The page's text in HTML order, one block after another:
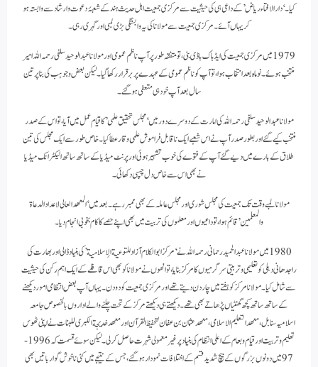
کیا۔ ‘دار الافتاء ریاض’ کے داعی ہی کی حیثیت سے مرکزی جمعیت اہل حدیث ہند کے شعبۂ دعوت و ارشاد سے وابستہ ہو
کر یہاں آئے۔ مرکزی جمعیت سے مولانا کی یہ وابستگی بڑی لمبی اور گہری رہی۔
1979 میں مرکزی جمعیت کی ایڈہاک باڈی بنی، تو متفقہ طور پر آپ ناظم عمومی اور مولانا عبد الوحید سلفی رحمہ اللہ امیر
منتخب ہوئے۔ نو ماہ بعد انتخاب ہوا، تو آپ کو ناظم عمومی کے عہدے پر برقرار رکھا گیا۔ لیکن بعض وجوہب کی بنا پر تین
سال بعد آپ خود ہی متعفی ہو گئے۔
مولانا عبد الوحید سلفی رحمہ اللہ کی امارت کے دوسرے دور میں ‘مجلس تحقیق علمی’ کا قیام عمل میں آیا، تو اس کے صدر
منتخب کیے گئے اور بطور صدر آپ نے اس شعبے ایک ناقابل فراموش علمی وقار عطا کیا۔ خاص طور سے ایک مجلس کی تین
طلاق کے بارے میں دیے گئے آپ کے فتوے کی خوب تشہیر ہوئی اور پرنٹ میڈیا کے ساتھ ساتھ الیکٹرانک میڈیا
نے بھی اس سے خاص دل چسپی دکھائی۔
مولانا لمبے وقت تک جمعیت کی مجلس شوری اور مجلس عاملہ کے بھی ممبر رہے۔ بعد میں ‘المعھد العالی لاعداد الدعاة
والمعلمين’ قائم ہوا، تو داعیوں اور معلموں کی تربیت میں بھی اپنے حصے کا کام بخوبی انجام دیا۔
1980 میں مولانا عبد الحمید رحمانی رحمہ اللہ نے ‘مرکز ابو الکلام آزاد للتوعية الإسلامية’ کی بنیاد ڈالی اور بھارت کی
راجدھانی دہلی کو تعلیمی و تربیتی سرگرمیوں کا مرکز بنایا، تو انھوں نے مولانا کو بھی اس قافلے کے ایک اہم رکن کی حیثیت
سے شامل کیا۔ مولانا مركز کو ہفتے میں چار دن دیتے تھے اور مرکزی جمعیت کو دو دن۔ یہاں آپ بعض انتظامی امور دیکھنے
کے ساتھ ساتھ کچھ گھنٹیاں پڑھاتے بھی تھے۔ دیکھتے ہی دیکھتے مرکز کے تحت چلنے والے اداروں بالخصوص جامعہ
اسلامیہ سنابل، معھد التعلیم الاسلامی، معھد عثمان بن عفان لتحفیظ القرآن اور معھد خدیجة الكبرى للبنات نے اپنی ٹھوس
تعلیم و تربیت اور قیام و طعام کے اعلی انتظام کی بنیاد پر غیر معمولی شہرت حاصل کر لی۔ لیکن سوئے قسمت کہ 1996-
97 میں دونوں بزرگوں کے بیچ شدید قسم کے اختلافات نمودار ہوگئے، جس کے نتیجے میں کئی ناخوش گوار باتیں بھی